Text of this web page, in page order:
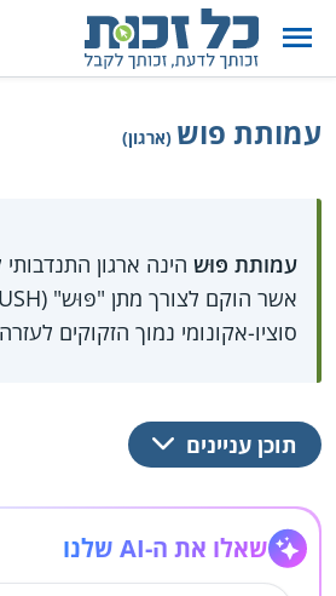
עמותת פוש (ארגון)
עמותת פּוּש הינה ארגון
סוציו-אקונומי נמוך הזקוקים
תוכן עניינים
שאלו את ה-AI שלנו